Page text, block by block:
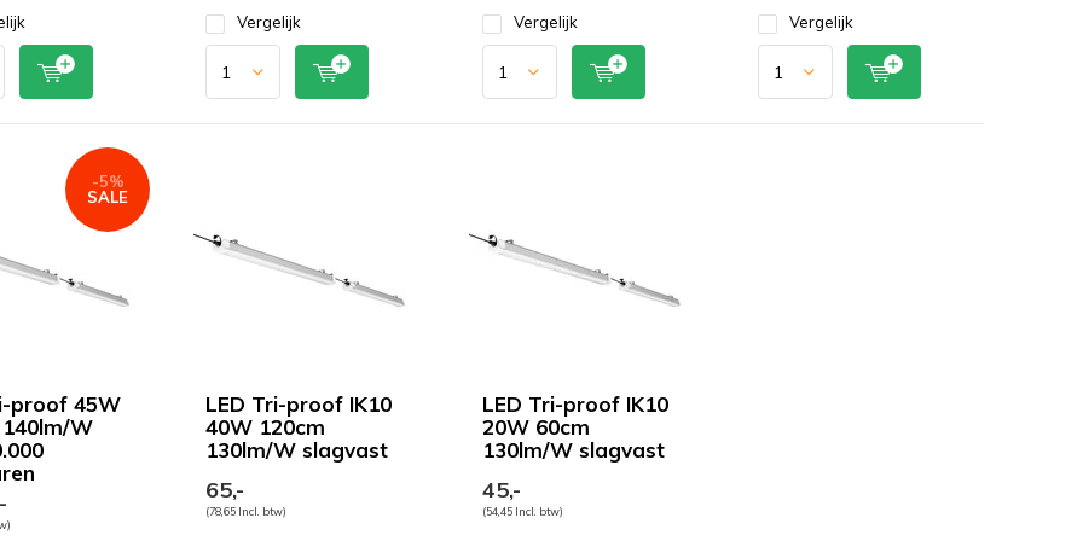
Vergelijk Vergelijk Vergelijk
proof 45W
W
-5%
SALE
LED Tri-proof IK10
40W 120cm
130lm/W slagvast
65,-
(78,65 Incl. btw)
LED Tri-proof IK10
20W 60cm
130lm/W slagvast
45,-
(54,45 Incl. btw)